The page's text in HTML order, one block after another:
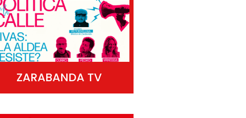
ZARABANDA TV